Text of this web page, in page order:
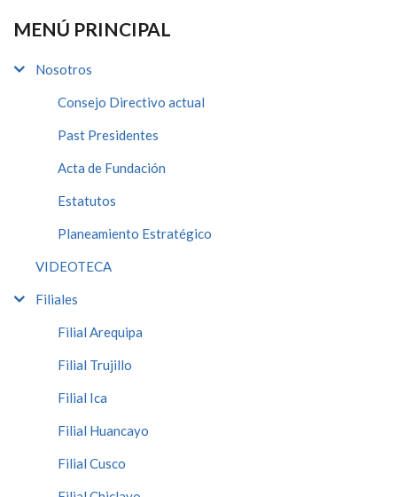
MENÚ PRINCIPAL
Nosotros
Consejo Directivo actual
Past Presidentes
Acta de Fundación
Estatutos
Planeamiento Estratégico
VIDEOTECA
Filiales
Filial Arequipa
Filial Trujillo
Filial Ica
Filial Huancayo
Filial Cusco